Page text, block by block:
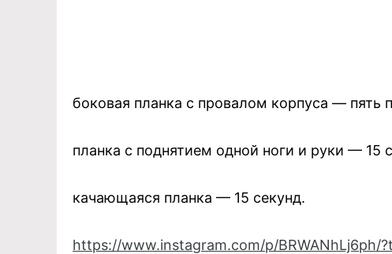
боковая планка с провалом корпуса — пять
планка с поднятием одной ноги и руки — 15
качающаяся планка — 15 секунд.
https://www.instagram.com/p/BRWANhLj6ph/